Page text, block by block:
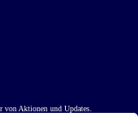
von Aktionen und Updates.